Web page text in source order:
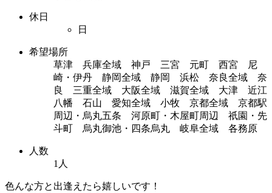
休日
日
希望場所
草津 兵庫全域 神戸 三宮 元町 西宮 尼
崎・伊丹 静岡全域 静岡 浜松 奈良全域 奈
良 三重全域 大阪全域 滋賀全域 大津 近江
八幡 石山 愛知全域 小牧 京都全域 京都駅
周辺・烏丸五条 河原町・木屋町周辺 祇園・先
斗町 烏丸御池・四条烏丸 岐阜全域 各務原
人数
1人
色んな方と出逢えたら嬉しいです！